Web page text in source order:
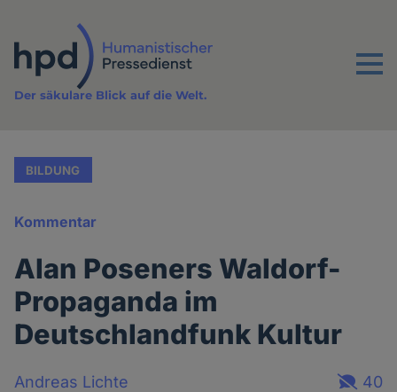
Inhalt
Menu
Der säkulare Blick auf die Welt.
BILDUNG
Kommentar
Alan Poseners Waldorf-
Propaganda im
Deutschlandfunk Kultur
Andreas Lichte
40